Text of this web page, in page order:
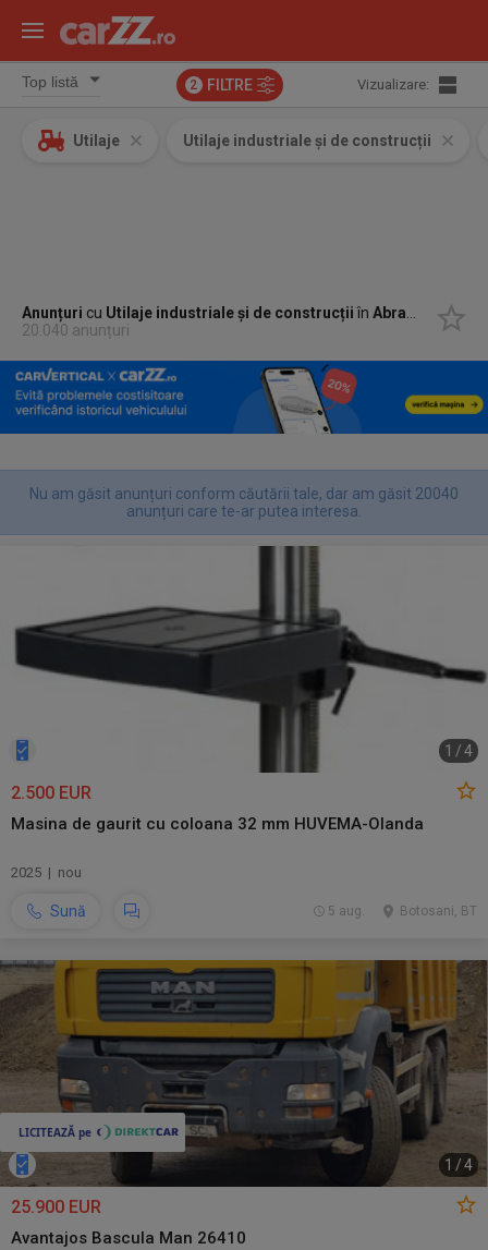
2 FILTRE Vizualizare:
Utilaje Utilaje industriale și de construcții
Anunțuri cu Utilaje industriale și de construcțiiînAbram, Bihor
20.040 anunțuri
Nu am găsit anunțuri conform căutării tale, dar am găsit 20040
anunțuri care te-ar putea interesa.
1 /4
2.500 EUR
Masina de gaurit cu coloana 32 mm HUVEMA-Olanda
2025 | nou
Sună Botosani, BT
5 aug.
1 /4
25.900 EUR
Avantajos Bascula Man 26410